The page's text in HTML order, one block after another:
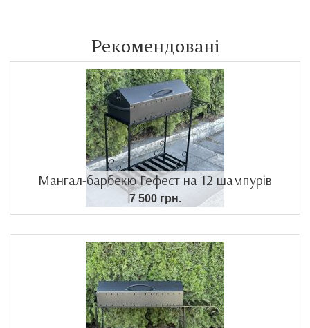
Рекомендовані
Мангал-барбекю Гефест на 12 шампурів
7 500 грн.